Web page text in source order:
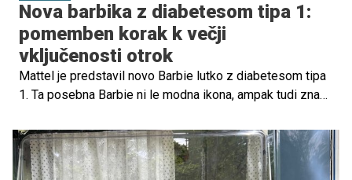
Nova barbika z diabetesom tipa 1:
pomemben korak k večji
vključenosti otrok
Mattel je predstavil novo Barbie lutko z diabetesom tipa
1. Ta posebna Barbie ni le modna ikona, ampak tudi znak